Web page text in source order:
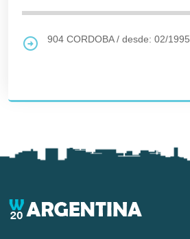
904 CORDOBA/ desde: 02/1995